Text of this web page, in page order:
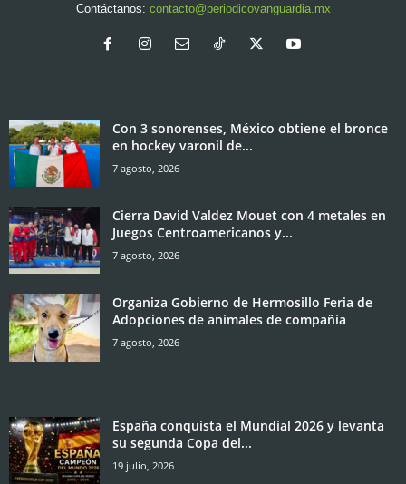
Contáctanos: contacto@periodicovanguardia.mx
Con 3 sonorenses, México obtiene el bronce
en hockey varonil de...
7 agosto, 2026
Cierra David Valdez Mouet con 4 metales en
Juegos Centroamericanos y...
7 agosto, 2026
Organiza Gobierno de Hermosillo Feria de
Adopciones de animales de compañía
7 agosto, 2026
España conquista el Mundial 2026 y levanta
su segunda Copa del...
19 julio, 2026